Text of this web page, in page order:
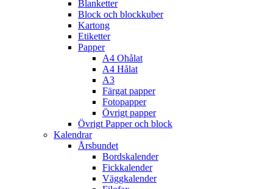
Blanketter
Block och blockkuber
Kartong
Etiketter
Papper
A4 Ohålat
A4 Hålat
A3
Färgat papper
Fotopapper
Övrigt papper
Övrigt Papper och block
Kalendrar
Årsbundet
Bordskalender
Fickkalender
Väggkalender